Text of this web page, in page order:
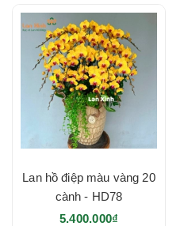
Lan hồ điệp màu vàng 20
cành - HD78
5.400.000₫